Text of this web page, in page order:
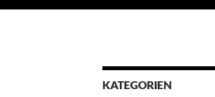
KATEGORIEN